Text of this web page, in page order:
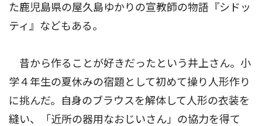
た鹿児島県の屋久島ゆかりの宣教師の物語『シドッ
ティ』などもある。
昔から作ることが好きだったという井上さん。小
学４年生の夏休みの宿題として初めて操り人形作り
に挑んだ。自身のブラウスを解体して人形の衣装を
縫い、「近所の器用なおじいさん」の協力を得て